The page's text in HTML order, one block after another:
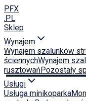
PFX
.PL
Sklep
Wynajem
Wynajem szalunków
ściennychWynajem
rusztowańPozostały
Usługi
Usługa minikoparka